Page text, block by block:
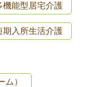
機能型居宅介護
期入所生活介護
）